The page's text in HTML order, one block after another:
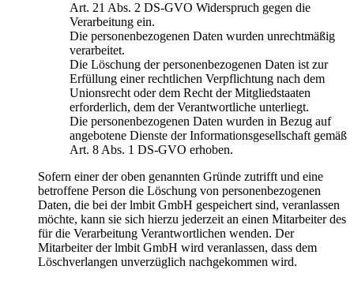
Art. 21 Abs. 2 DS-GVO Widerspruch gegen die
Verarbeitung ein.
Die personenbezogenen Daten wurden unrechtmäßig
verarbeitet.
Die Löschung der personenbezogenen Daten ist zur
Erfüllung einer rechtlichen Verpflichtung nach dem
Unionsrecht oder dem Recht der Mitgliedstaaten
erforderlich, dem der Verantwortliche unterliegt.
Die personenbezogenen Daten wurden in Bezug auf
angebotene Dienste der Informationsgesellschaft gemäß
Art. 8 Abs. 1 DS-GVO erhoben.
Sofern einer der oben genannten Gründe zutrifft und eine
betroffene Person die Löschung von personenbezogenen
Daten, die bei der lmbit GmbH gespeichert sind, veranlassen
möchte, kann sie sich hierzu jederzeit an einen Mitarbeiter des
für die Verarbeitung Verantwortlichen wenden. Der
Mitarbeiter der lmbit GmbH wird veranlassen, dass dem
Löschverlangen unverzüglich nachgekommen wird.